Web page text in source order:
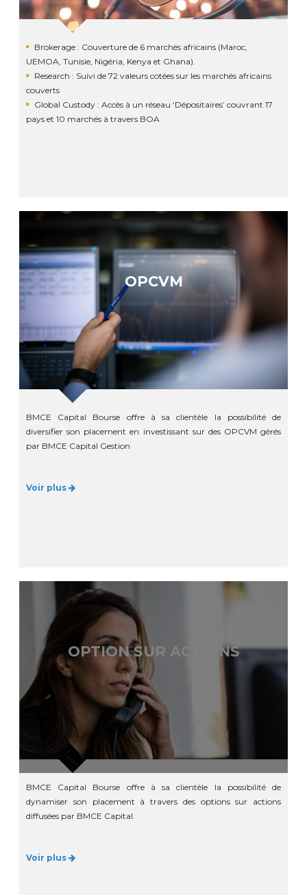
Brokerage : Couverture de 6 marchés africains (Maroc,
UEMOA, Tunisie, Nigéria, Kenya et Ghana).
Research : Suivi de 72 valeurs cotées sur les marchés africains
couverts
Global Custody : Accès à un réseau ‘Dépositaires’ couvrant 17
pays et 10 marchés à travers BOA
OPCVM
BMCE Capital Bourse offre à sa clientèle la possibilité de
diversifier son placement en investissant sur des OPCVM gérés
par BMCE Capital Gestion
Voir plus
OPTION SUR ACTIONS
BMCE Capital Bourse offre à sa clientèle la possibilité de
dynamiser son placement à travers des options sur actions
diffusées par BMCE Capital.
Voir plus